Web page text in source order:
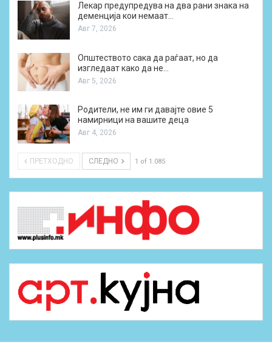
Лекар предупредува на два рани знака на
деменција кои немаат…
Авг 7, 2026
Општеството сака да раѓаат, но да
изгледаат како да не…
Авг 5, 2026
Родители, не им ги давајте овие 5
намирници на вашите деца
Авг 4, 2026
ПРЕТХОДНО СЛЕДНО 1 of 1.085